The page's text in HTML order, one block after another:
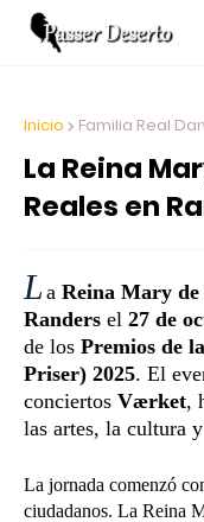
Inicio Familia Real
La Reina
Reales en
La Reina Mary
Randers el 27 de
de los Premios de
Priser) 2025. El
conciertos Værket,
las artes, la cultura
La jornada comenzó
ciudadanos. La Reina